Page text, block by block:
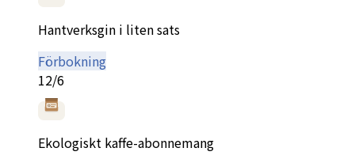
Hantverksgin i liten sats
Förbokning
12/6
Ekologiskt kaffe-abonnemang